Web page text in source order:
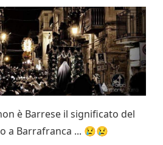
è Barrese il significato del
a Barrafranca ... 😢😢